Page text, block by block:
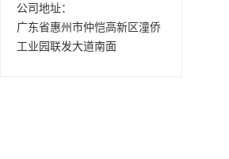
公司地址：
广东省惠州市仲恺高新区潼侨
工业园联发大道南面